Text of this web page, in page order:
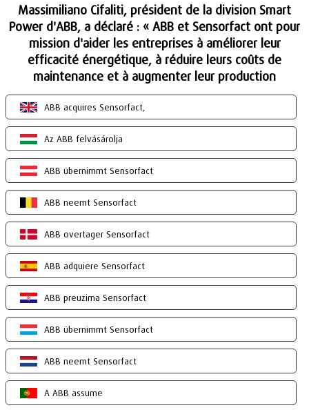
Massimiliano Cifaliti, président de la division Smart
Power d'ABB, a déclaré : « ABB et Sensorfact ont pour
mission d'aider les entreprises à améliorer leur
efficacité énergétique, à réduire leurs coûts de
maintenance et à augmenter leur production
ABB acquires Sensorfact,
Az ABB felvásárolja
ABB übernimmt Sensorfact
ABB neemt Sensorfact
ABB overtager Sensorfact
ABB adquiere Sensorfact
ABB preuzima Sensorfact
ABB übernimmt Sensorfact
ABB neemt Sensorfact
A ABB assume